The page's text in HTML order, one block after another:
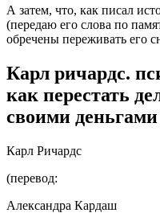
А затем, что, как писал
(передаю его слова по
обречены переживать его
Карл ричардс.
как перестать
своими
Карл Ричардс
(перевод:
Александра Кардаш